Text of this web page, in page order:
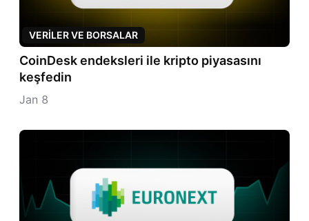
VERILER VE BORSALAR
CoinDesk endeksleri ile kripto piyasasını
keşfedin
Jan 8